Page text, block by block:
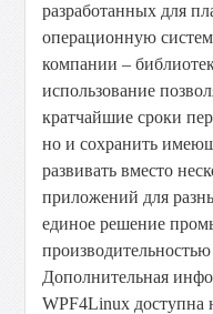
разработанных для
операционную
компании –
использование
кратчайшие сроки
но и сохранить
развивать вместо
приложений для
единое решение
Дополнительная
WPF4Linux доступна